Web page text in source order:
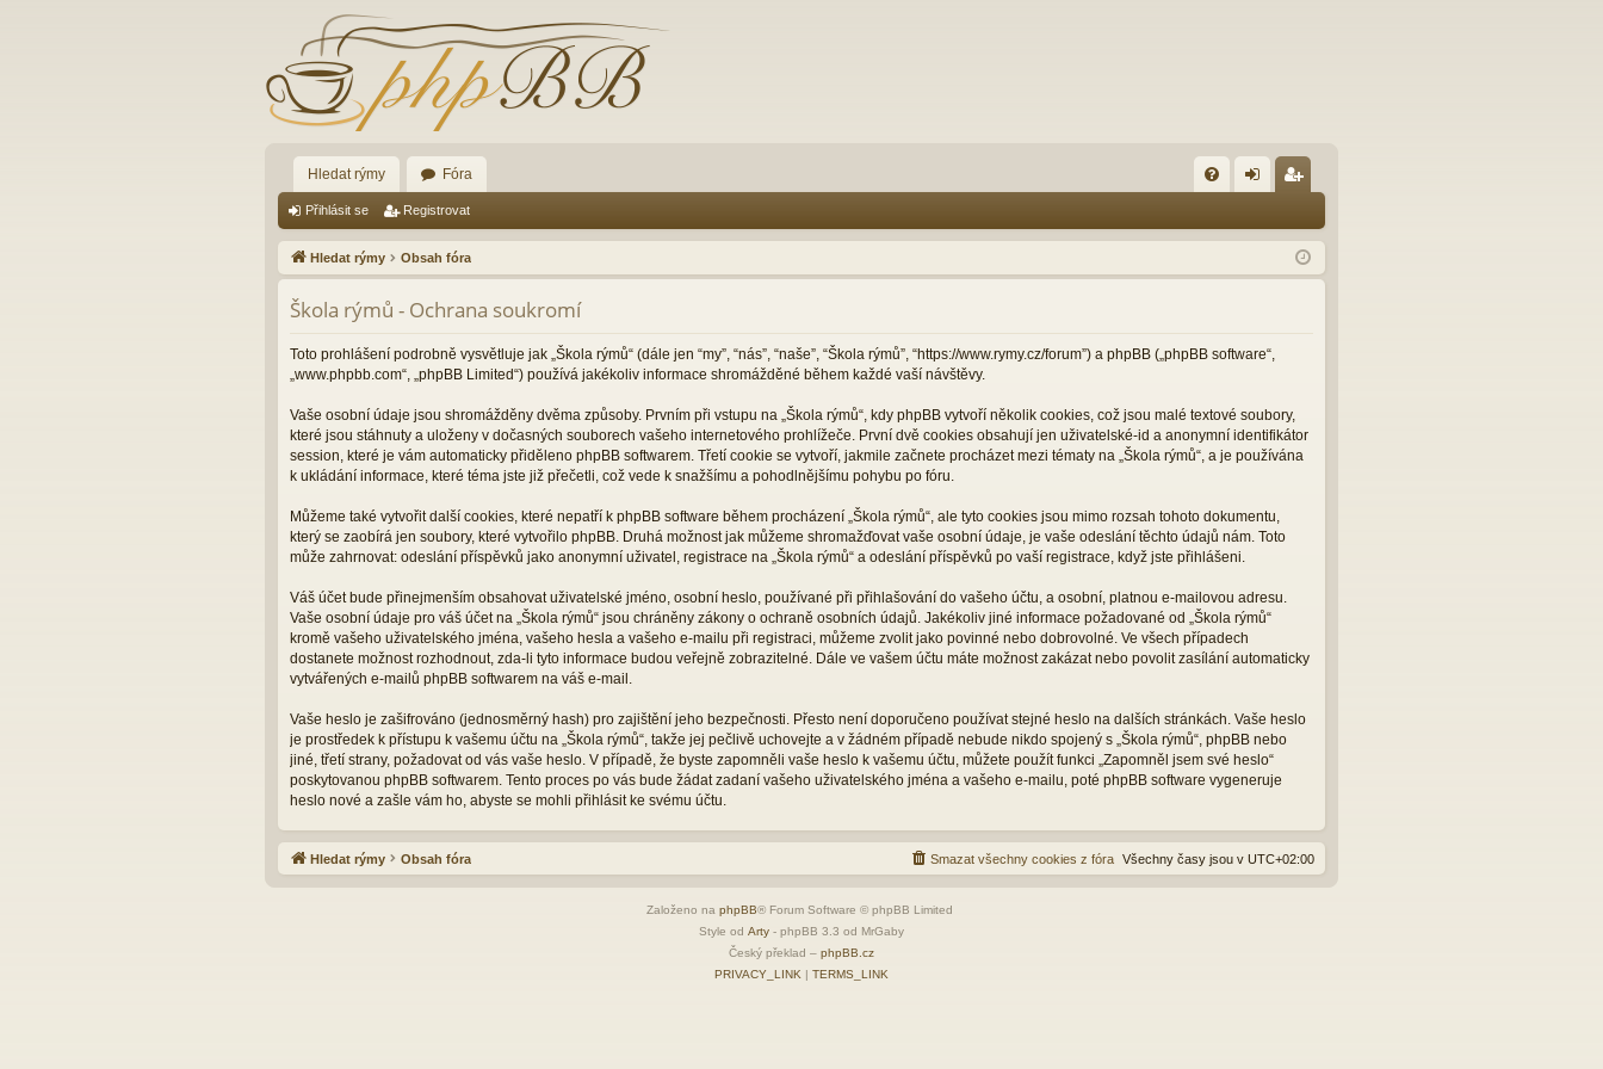
Hledat rýmy Fóra
Q lá
sit
ist
ro
Přihlásit se Registrovat
Hledat rýmy Obsah fóra
Škola rýmů - Ochrana soukromí
Toto prohlášení podrobně vysvětluje jak „Škola rýmů“ (dále jen “my”, “nás”, “naše”, “Škola rýmů”, “https://www.rymy.cz/forum”) a phpBB („phpBB software“,
„www.phpbb.com“, „phpBB Limited“) používá jakékoliv informace shromážděné během každé vaší návštěvy.
Vaše osobní údaje jsou shromážděny dvěma způsoby. Prvním při vstupu na „Škola rýmů“, kdy phpBB vytvoří několik cookies, což jsou malé textové soubory,
které jsou stáhnuty a uloženy v dočasných souborech vašeho internetového prohlížeče. První dvě cookies obsahují jen uživatelské-id a anonymní identifikátor
session, které je vám automaticky přiděleno phpBB softwarem. Třetí cookie se vytvoří, jakmile začnete procházet mezi tématy na „Škola rýmů“, a je používána
k ukládání informace, které téma jste již přečetli, což vede k snažšímu a pohodlnějšímu pohybu po fóru.
Můžeme také vytvořit další cookies, které nepatří k phpBB software během procházení „Škola rýmů“, ale tyto cookies jsou mimo rozsah tohoto dokumentu,
který se zaobírá jen soubory, které vytvořilo phpBB. Druhá možnost jak můžeme shromažďovat vaše osobní údaje, je vaše odeslání těchto údajů nám. Toto
může zahrnovat: odeslání příspěvků jako anonymní uživatel, registrace na „Škola rýmů“ a odeslání příspěvků po vaší registrace, když jste přihlášeni.
Váš účet bude přinejmenším obsahovat uživatelské jméno, osobní heslo, používané při přihlašování do vašeho účtu, a osobní, platnou e-mailovou adresu.
Vaše osobní údaje pro váš účet na „Škola rýmů“ jsou chráněny zákony o ochraně osobních údajů. Jakékoliv jiné informace požadované od „Škola rýmů“
kromě vašeho uživatelského jména, vašeho hesla a vašeho e-mailu při registraci, můžeme zvolit jako povinné nebo dobrovolné. Ve všech případech
dostanete možnost rozhodnout, zda-li tyto informace budou veřejně zobrazitelné. Dále ve vašem účtu máte možnost zakázat nebo povolit zasílání automaticky
vytvářených e-mailů phpBB softwarem na váš e-mail.
Vaše heslo je zašifrováno (jednosměrný hash) pro zajištění jeho bezpečnosti. Přesto není doporučeno používat stejné heslo na dalších stránkách. Vaše heslo
je prostředek k přístupu k vašemu účtu na „Škola rýmů“, takže jej pečlivě uchovejte a v žádném případě nebude nikdo spojený s „Škola rýmů“, phpBB nebo
jiné, třetí strany, požadovat od vás vaše heslo. V případě, že byste zapomněli vaše heslo k vašemu účtu, můžete použít funkci „Zapomněl jsem své heslo“
poskytovanou phpBB softwarem. Tento proces po vás bude žádat zadaní vašeho uživatelského jména a vašeho e-mailu, poté phpBB software vygeneruje
heslo nové a zašle vám ho, abyste se mohli přihlásit ke svému účtu.
Hledat rýmy Obsah fóra Všechny časy jsou v UTC+02:00
Smazat všechny cookies z fóra
Založeno na phpBB® Forum Software © phpBB Limited
Style od Arty - phpBB 3.3 od MrGaby
Český překlad – phpBB.cz
PRIVACY_LINK | TERMS_LINK